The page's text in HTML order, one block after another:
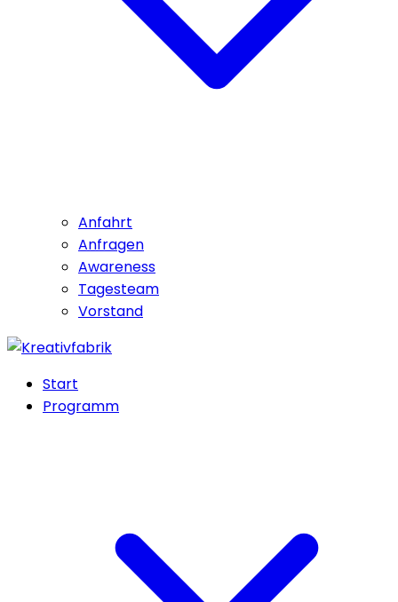
Anfahrt
Anfragen
Awareness
Tagesteam
Vorstand
Start
Programm